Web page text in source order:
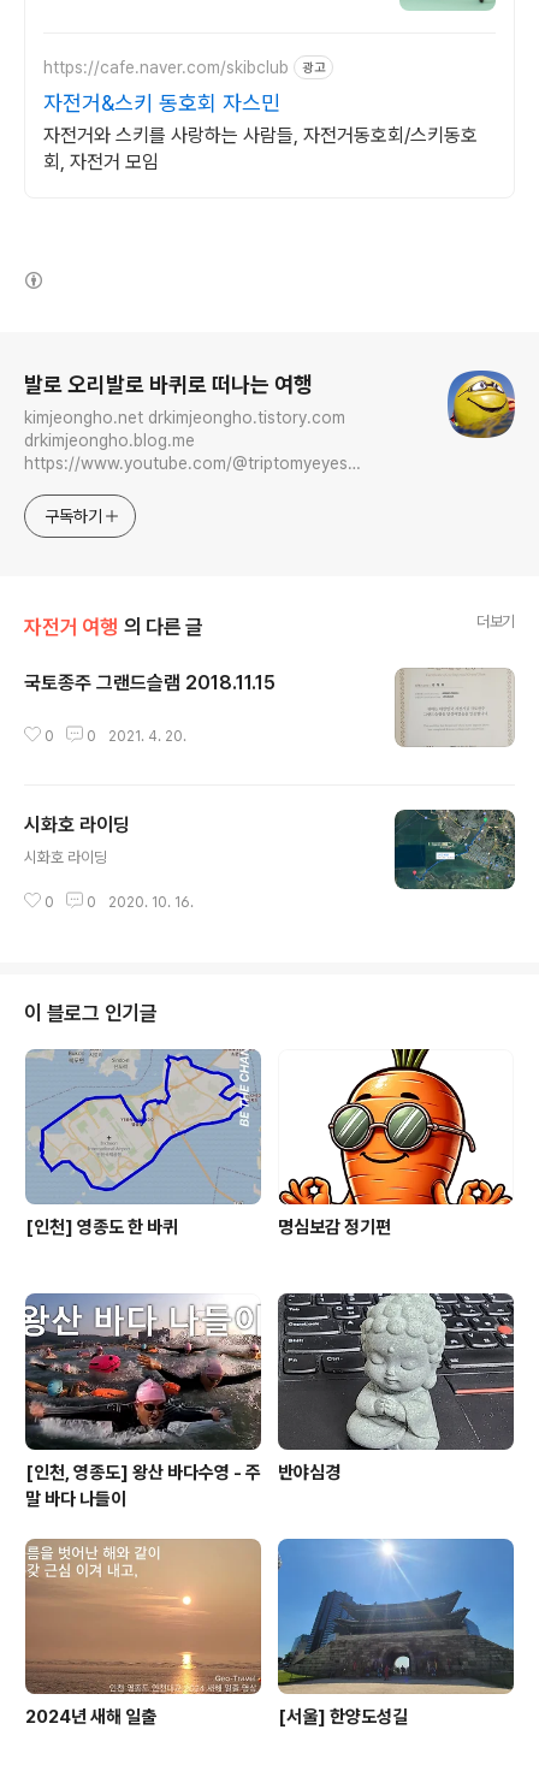
https://cafe.naver.com/skibclub 광고
자전거&스키 동호회 자스민
자전거와 스키를 사랑하는 사람들, 자전거동호회/스키동호
회, 자전거 모임
발로 오리발로 바퀴로 떠나는 여행
kimjeongho.net drkimjeongho.tistory.com
drkimjeongho.blog.me
https://www.youtube.com/@triptomyeyes
maplay.net
구독하기
자전거 여행 의 다른 글 더보기
국토종주 그랜드슬램 2018.11.15
0 0 2021. 4. 20.
시화호 라이딩
시화호 라이딩
0 0 2020. 10. 16.
이 블로그 인기글
[인천] 영종도 한 바퀴 명심보감 정기편
[인천, 영종도] 왕산 바다수영 - 주
말 바다 나들이
반야심경
2024년 새해 일출 [서울] 한양도성길